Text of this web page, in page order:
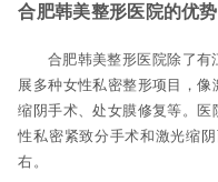
合肥韩美整形医院的优势
合肥韩美整形医院除了有
展多种女性私密整形项目，像
缩阴手术、处女膜修复等。
性私密紧致分手术和激光缩
右。